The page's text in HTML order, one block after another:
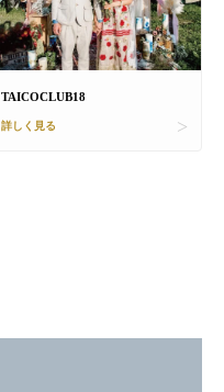
TAICOCLUB18
詳しく見る